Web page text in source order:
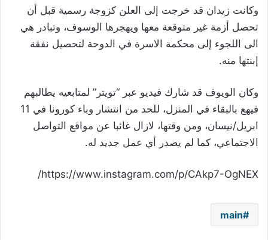
وكانت زيدان قد خرجت إلى العلن كزوجة رسمية قبل أن
تحصل أزمة غير متوقعة معها ويهجرها الوسوف، وتبادر هي
الى اللجوء إلى محكمة الاسرة في الدوحة لتحصيل نفقة
إبنتها منه.
وكان الويوف قد شارك فيديو عبر “تويتر” لمتابعيه يطالبهم
فيهع بالبقاء في المنزل، للحد من انتشار وباء كورونا في 11
ابريل/نيسان، ومن وقتها، لازال غائبا عن مواقع التواصل
الاجتماعي، كما لم يصدر أي عمل جديد له.
https://www.instagram.com/p/CAkp7-OgNEX/
main